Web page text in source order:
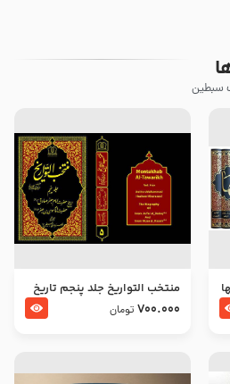
سبطین
منتخب التواریخ جلد پنجم تاریخ
امام جعفر صادق و امام موسی
700.000 تومان